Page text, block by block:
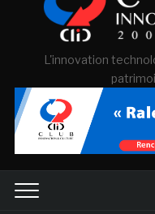
L'innovation